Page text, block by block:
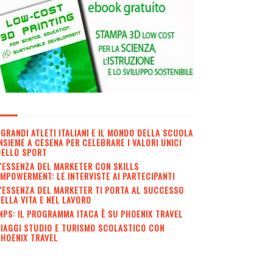
ATLETI ITALIANI E IL MONDO DELLA SCUOLA
A CESENA PER CELEBRARE I VALORI UNICI
SPORT
DEL MARKETER CON SKILLS
LE INTERVISTE AI PARTECIPANTI
DEL MARKETER TI PORTA AL SUCCESSO
VITA E NEL LAVORO
IL PROGRAMMA ITACA È SU PHOENIX TRAVEL
STUDIO E TURISMO SCOLASTICO CON
TRAVEL